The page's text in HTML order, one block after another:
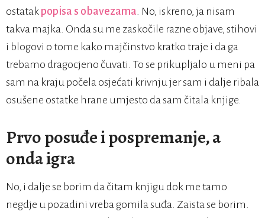
ostatak popisa s obavezama. No, iskreno, ja nisam
takva majka. Onda su me zaskočile razne objave, stihovi
i blogovi o tome kako majčinstvo kratko traje i da ga
trebamo dragocjeno čuvati. To se prikupljalo u meni pa
sam na kraju počela osjećati krivnju jer sam i dalje ribala
osušene ostatke hrane umjesto da sam čitala knjige.
Prvo posuđe i pospremanje, a
onda igra
No, i dalje se borim da čitam knjigu dok me tamo
negdje u pozadini vreba gomila suđa. Zaista se borim.